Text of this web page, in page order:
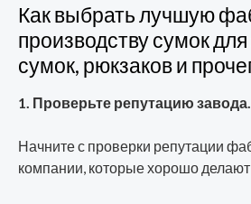
Как выбрать лучшую
производству сумок
сумок, рюкзаков и
1. Проверьте репутацию завода.
Начните с проверки репутации
компании, которые хорошо делают